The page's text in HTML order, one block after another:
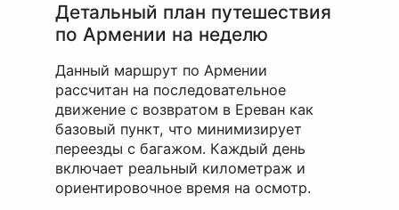
Детальный план путешествия
по Армении на неделю
Данный маршрут по Армении
рассчитан на последовательное
движение с возвратом в Ереван как
базовый пункт, что минимизирует
переезды с багажом. Каждый день
включает реальный километраж и
ориентировочное время на осмотр.